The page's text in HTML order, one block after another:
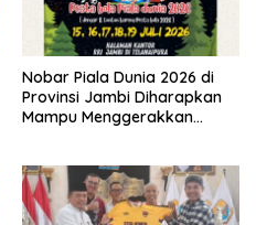
Nobar Piala Dunia 2026 di
Provinsi Jambi Diharapkan
Mampu Menggerakkan